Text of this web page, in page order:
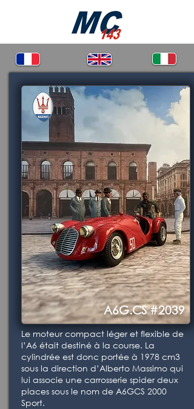
A6G.CS #2039
Le moteur compact léger et flexible de
l’A6 était destiné à la course. La
cylindrée est donc portée à 1978 cm3
sous la direction d’Alberto Massimo qui
lui associe une carrosserie spider deux
places sous le nom de A6GCS 2000
Sport.